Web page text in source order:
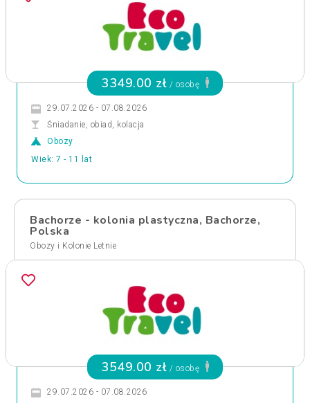
3349.00 zł / osobę
29.07.2026 - 07.08.2026
Śniadanie, obiad, kolacja
Obozy
Wiek: 7 - 11 lat
Bachorze - kolonia plastyczna, Bachorze,
Polska
Obozy i Kolonie Letnie
3549.00 zł / osobę
29.07.2026 - 07.08.2026